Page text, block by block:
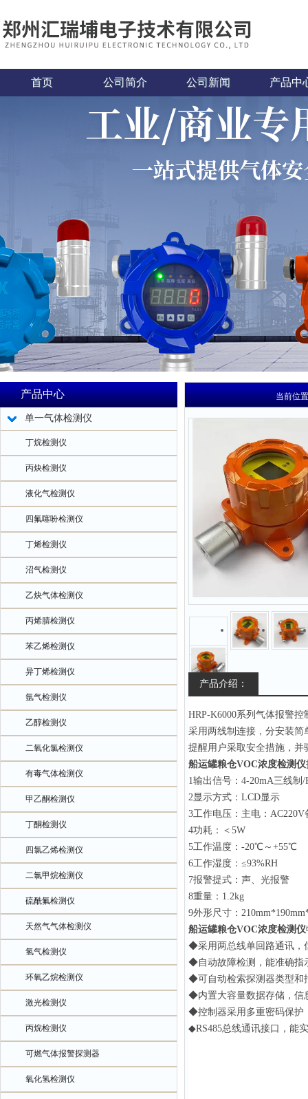
首页 公司简介 公司新闻 产品中
产品中心
单一气体检测仪
丁烷检测仪
丙炔检测仪
液化气检测仪
四氟噻吩检测仪
丁烯检测仪
沼气检测仪
乙炔气体检测仪
丙烯腈检测仪
苯乙烯检测仪
异丁烯检测仪
氩气检测仪
乙醇检测仪
二氧化氯检测仪
有毒气体检测仪
甲乙酮检测仪
丁酮检测仪
四氯乙烯检测仪
二氯甲烷检测仪
硫酰氟检测仪
天然气气体检测仪
氢气检测仪
环氧乙烷检测仪
激光检测仪
丙烷检测仪
可燃气体报警探测器
氧化氢检测仪
当前位
产品介绍：
HRP-K6000系列气体报警
采用两线制连接，分安装简
提醒用户采取安全措施，
船运罐粮仓VOC浓度检测仪
1输出信号：4-20mA三线制
2显示方式：LCD显示
3工作电压：主电：AC220V
4功耗：＜5W
5工作温度：-20℃～+55℃
6工作湿度：≤93%RH
7报警提式：声、光报警
8重量：1.2kg
9外形尺寸：
船运罐粮仓VOC浓度检测仪
◆采用两总线单回路通讯，
◆自动故障检测，能准确指
◆可自动检索探测器类型和
◆内置大容量数据存储，信
◆控制器采用多重密码保护
◆RS485总线通讯接口，能